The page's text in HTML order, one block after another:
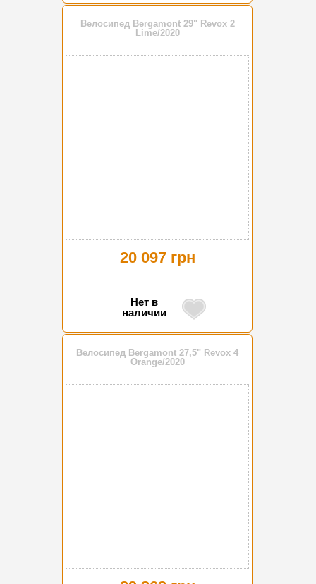
Велосипед Bergamont 29" Revox 2
Lime/2020
20 097 грн
Нет в
наличии
Велосипед Bergamont 27,5" Revox 4
Orange/2020